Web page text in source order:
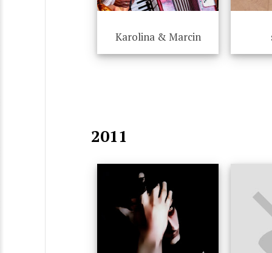
Karolina & Marcin
2011